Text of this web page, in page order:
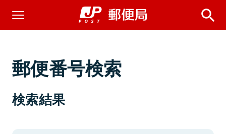
郵便番号検索
検索結果